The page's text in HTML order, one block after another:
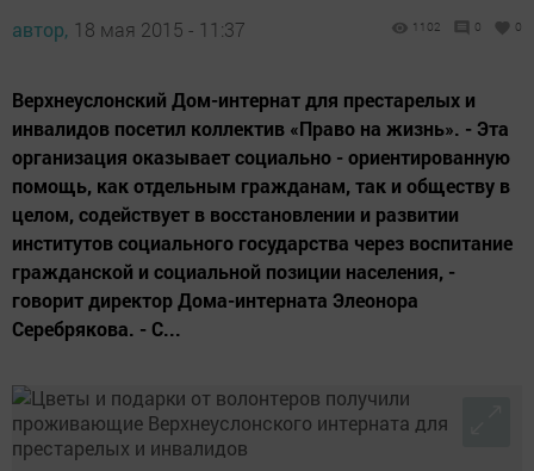
автор, 18 мая 2015 - 11:37 1102 0 0
Верхнеуслонский Дом-интернат для престарелых и
инвалидов посетил коллектив «Право на жизнь». - Эта
организация оказывает социально - ориентированную
помощь, как отдельным гражданам, так и обществу в
целом, содействует в восстановлении и развитии
институтов социального государства через воспитание
гражданской и социальной позиции населения, -
говорит директор Дома-интерната Элеонора
Серебрякова. - С...